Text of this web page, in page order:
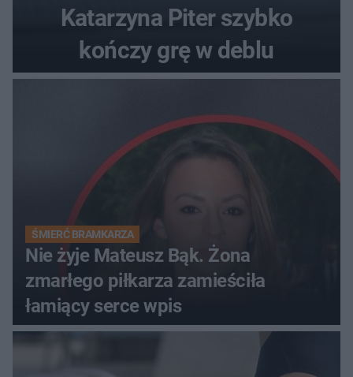
Katarzyna Piter szybko
kończy grę w deblu
ŚMIERĆ BRAMKARZA
Nie żyje Mateusz Bąk. Żona
zmarłego piłkarza zamieściła
łamiący serce wpis